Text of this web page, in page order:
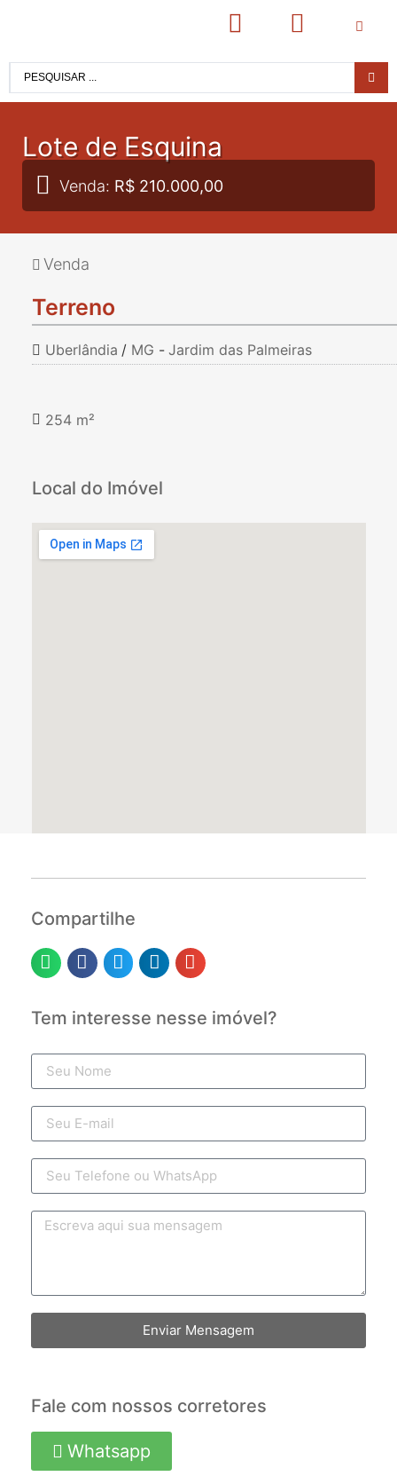
Lote de Esquina
Venda: R$ 210.000,00
Venda
Terreno
Uberlândia / MG - Jardim das Palmeiras
254 m²
Local do Imóvel
Compartilhe
Tem interesse nesse imóvel?
Enviar Mensagem
Fale com nossos corretores
Whatsapp